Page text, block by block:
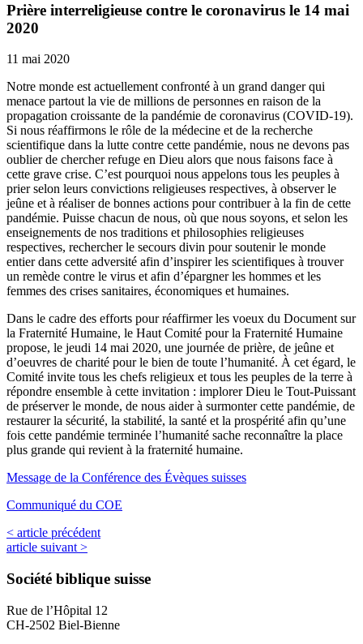
Prière interreligieuse contre le coronavirus le 14 mai
2020
11 mai 2020
Notre monde est actuellement confronté à un grand danger qui
menace partout la vie de millions de personnes en raison de la
propagation croissante de la pandémie de coronavirus (COVID-19).
Si nous réaffirmons le rôle de la médecine et de la recherche
scientifique dans la lutte contre cette pandémie, nous ne devons pas
oublier de chercher refuge en Dieu alors que nous faisons face à
cette grave crise. C’est pourquoi nous appelons tous les peuples à
prier selon leurs convictions religieuses respectives, à observer le
jeûne et à réaliser de bonnes actions pour contribuer à la fin de cette
pandémie. Puisse chacun de nous, où que nous soyons, et selon les
enseignements de nos traditions et philosophies religieuses
respectives, rechercher le secours divin pour soutenir le monde
entier dans cette adversité afin d’inspirer les scientifiques à trouver
un remède contre le virus et afin d’épargner les hommes et les
femmes des crises sanitaires, économiques et humaines.
Dans le cadre des efforts pour réaffirmer les voeux du Document sur
la Fraternité Humaine, le Haut Comité pour la Fraternité Humaine
propose, le jeudi 14 mai 2020, une journée de prière, de jeûne et
d’oeuvres de charité pour le bien de toute l’humanité. À cet égard, le
Comité invite tous les chefs religieux et tous les peuples de la terre à
répondre ensemble à cette invitation : implorer Dieu le Tout-Puissant
de préserver le monde, de nous aider à surmonter cette pandémie, de
restaurer la sécurité, la stabilité, la santé et la prospérité afin qu’une
fois cette pandémie terminée l’humanité sache reconnaître la place
plus grande qui revient à la fraternité humaine.
Message de la Conférence des Évèques suisses
Communiqué du COE
< article précédent
article suivant >
Société biblique suisse
Rue de l’Hôpital 12
CH-2502 Biel-Bienne